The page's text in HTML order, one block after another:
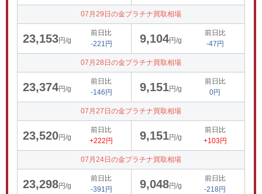
07月29日の金プラチナ買取相場
23,153円/g
前日比
-221円
9,104円/g
前日比
-47円
07月28日の金プラチナ買取相場
23,374円/g
前日比
-146円
9,151円/g
前日比
0円
07月27日の金プラチナ買取相場
23,520円/g
前日比
+222円
9,151円/g
前日比
+103円
07月24日の金プラチナ買取相場
23,298円/g
前日比
-391円
9,048円/g
前日比
-218円